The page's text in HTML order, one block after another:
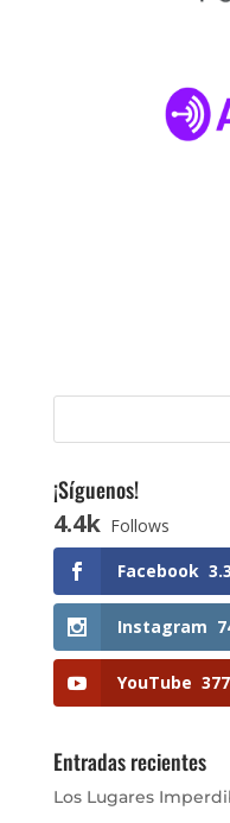
¡Síguenos!
4.4k Follows
Facebook
Instagram
YouTube 377
Entradas recientes
Los Lugares